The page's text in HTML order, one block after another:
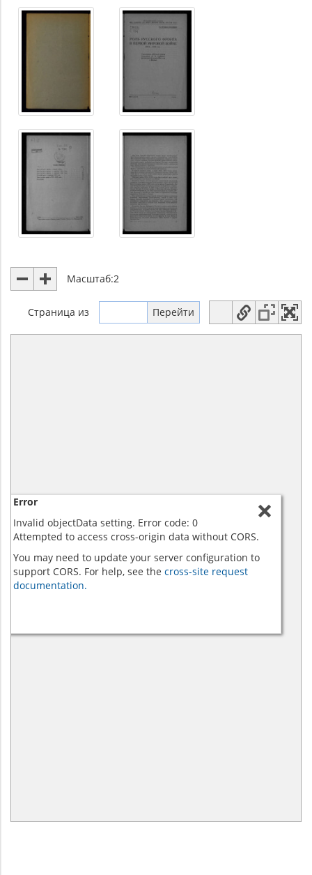
Масштаб:2
Страница из
Error
Invalid objectData setting. Error code: 0
Attempted to access cross-origin data without CORS.
You may need to update your server configuration to
support CORS. For help, see the cross-site request
documentation.